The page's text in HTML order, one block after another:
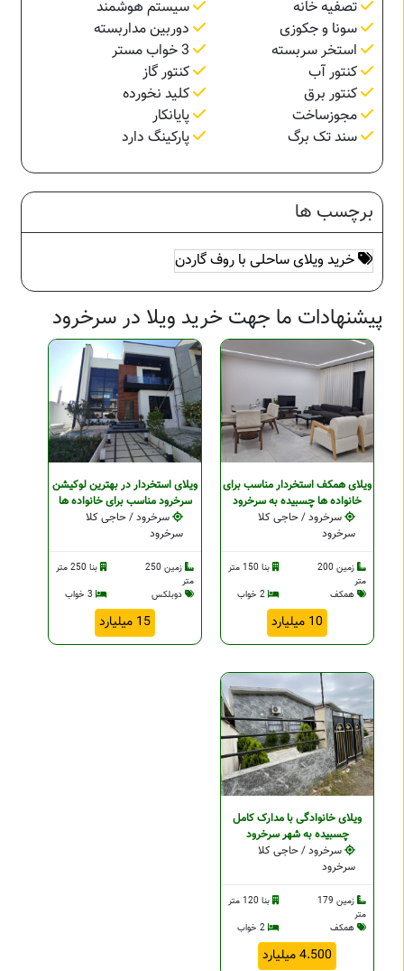
تصفیه خانه
سیستم هوشمند
سونا و جکوزی
دوربین مداربسته
استخر سربسته
کنتور آب
کنتور گاز
کنتور برق
کلید نخورده
مجوزساخت
پایانکار
سند تک برگ
پارکینگ دارد
برچسب ها
خرید ویلای ساحلی با روف گاردن
پیشنهادات ما جهت خرید ویلا در سرخرود
ویلای همکف استخردار مناسب برای
خانواده ها چسبیده به سرخرود
سرخرود / حاجی کلا
سرخرود
زمین 200
متر
بنا 150 متر
همکف
2 خواب
10 میلیارد
ویلای استخردار در بهترین لوکيشن
سرخرود مناسب برای خانواده ها
سرخرود / حاجی کلا
سرخرود
زمین 250
متر
بنا 250 متر
دوبلکس
15 میلیارد
ویلای خانوادگی با مدارک کامل
چسبيده به شهر سرخرود
سرخرود / حاجی کلا
سرخرود
زمین 179
متر
بنا 120 متر
همکف
2 خواب
4.500 میلیارد